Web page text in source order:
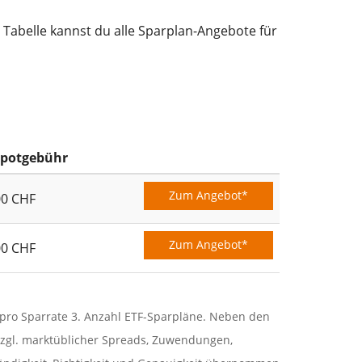
kannst du alle Sparplan-Angebote für
CHF Zum Angebot*
CHF Zum Angebot*
Sparrate 3. Anzahl ETF-Sparpläne. Neben den
marktüblicher Spreads, Zuwendungen,